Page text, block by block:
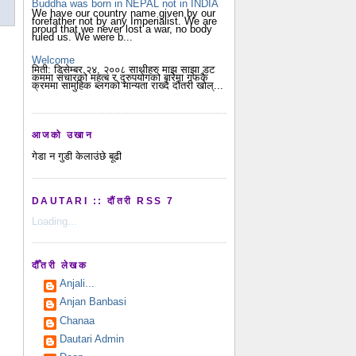
Buddha was born in NEPAL not in INDIA
We have our country name given by our
forefather not by any Imperialist. We are
proud that we never lost a war, no body
ruled us. We were b...
Welcome
मिती: डिसेम्बर २४, २००८ साथीहरु माझ साझा डट
कममा संचारको महत्ब र दुरुपयोगको बारेमा गफकै
क्रममा सामुहिक ब्लगको मान्यता राख्दै दौंतरी खोल्...
आजको उखान
गेडा न गुडी केलाउंछे बूढी
DAUTARI :: दौंतरी RSS 7
Loading...
दौँतरी लेखक
Anjali...
Anjan Banbasi
Chanaa
Dautari Admin